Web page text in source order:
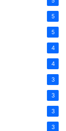
5
5
4
4
3
3
3
3